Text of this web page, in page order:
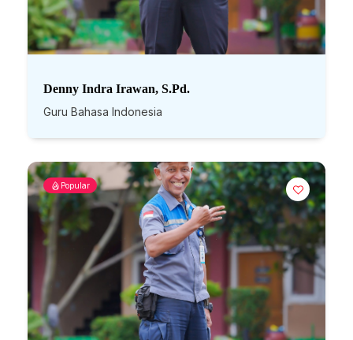
Denny Indra Irawan, S.Pd.
Guru Bahasa Indonesia
Popular